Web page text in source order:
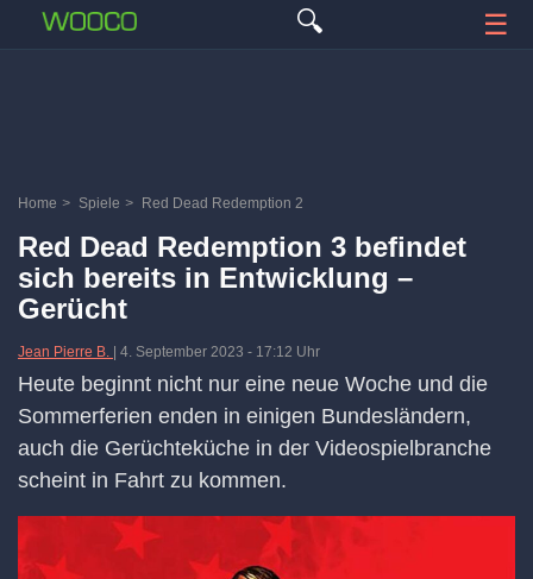
🔍 ☰
Home > Spiele > Red Dead Redemption 2
Red Dead Redemption 3 befindet
sich bereits in Entwicklung –
Gerücht
Jean Pierre B. 4. September 2023 - 17:12 Uhr
Heute beginnt nicht nur eine neue Woche und die
Sommerferien enden in einigen Bundesländern,
auch die Gerüchteküche in der Videospielbranche
scheint in Fahrt zu kommen.